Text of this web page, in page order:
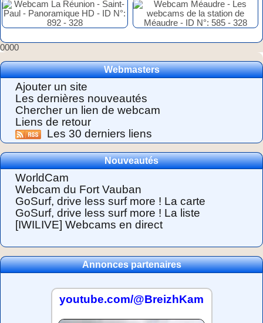
0000
Webmasters
Ajouter un site
Les dernières nouveautés
Chercher un lien de webcam
Liens de retour
Les 30 derniers liens
Nouveautés
WorldCam
Webcam du Fort Vauban
GoSurf, drive less surf more ! La carte
GoSurf, drive less surf more ! La liste
[IWILIVE] Webcams en direct
Annonces partenaires
youtube.com/@BreizhKam